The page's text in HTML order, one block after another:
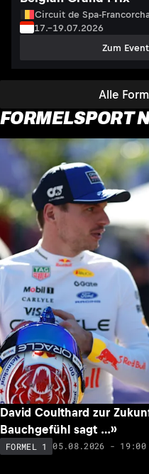
Alle
Circuit de Spa-
17.–19.07.2026
Zum Event
FORMELSPORT
David Coulthard zur
Bauchgefühl sagt …»
FORMEL 1 05.08.2026 - 19:00